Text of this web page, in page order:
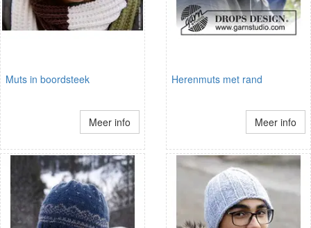
Muts in boordsteek
Meer info
Herenmuts met rand
Meer info